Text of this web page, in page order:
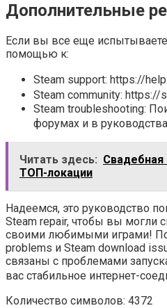
Дополнительные
Если вы все еще
помощью к:
Steam support: https://
Steam community: https://
Steam troubleshooting:
форумах и в
Читать здесь: Свадебная
ТОП-локации
Надеемся, это руководство
Steam repair, чтобы вы могли
своими любимыми играми!
problems и Steam download
связаны с проблемами
вас стабильное интернет-
Количество символов: 4372